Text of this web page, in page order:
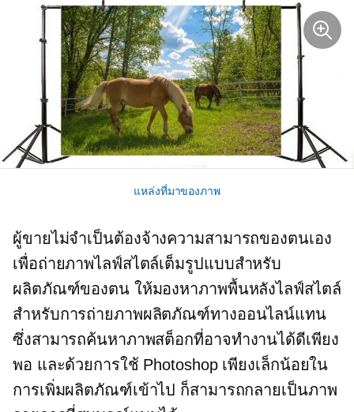
แหล่งที่มาของภาพ
ผู้ขายไม่จำเป็นต้องจ้างความสามารถของตนเอง
เพื่อถ่ายภาพไลฟ์สไตล์เต็มรูปแบบสำหรับ
ผลิตภัณฑ์ของตน ให้มองหาภาพพื้นหลังไลฟ์สไตล์
สำหรับการถ่ายภาพผลิตภัณฑ์ทางออนไลน์แทน
ซึ่งสามารถค้นหาภาพสต็อกที่อาจทำงานได้ดีเพียง
พอ และด้วยการใช้ Photoshop เพียงเล็กน้อยใน
การเพิ่มผลิตภัณฑ์เข้าไป ก็สามารถกลายเป็นภาพ